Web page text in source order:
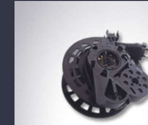
Περιτυληχτές & Καλώδια